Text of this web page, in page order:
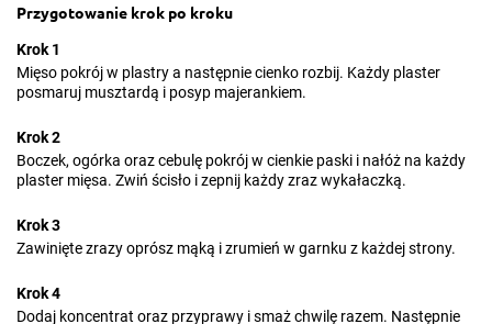
Przygotowanie krok po kroku
Krok 1
Mięso pokrój w plastry a następnie cienko rozbij. Każdy plaster
posmaruj musztardą i posyp majerankiem.
Krok 2
Boczek, ogórka oraz cebulę pokrój w cienkie paski i nałóż na każdy
plaster mięsa. Zwiń ścisło i zepnij każdy zraz wykałaczką.
Krok 3
Zawinięte zrazy oprósz mąką i zrumień w garnku z każdej strony.
Krok 4
Dodaj koncentrat oraz przyprawy i smaż chwilę razem. Następnie